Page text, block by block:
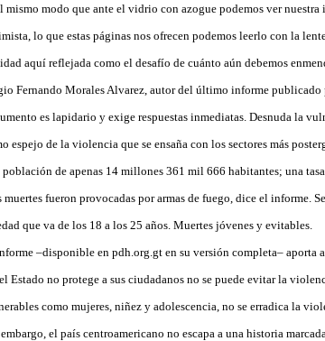
mismo modo que ante el vidrio con azogue podemos ver
lo que estas páginas nos ofrecen podemos leerlo con la
aquí reflejada como el desafío de cuánto aún debemos
Fernando Morales Alvarez, autor del último informe publicado
es lapidario y exige respuestas inmediatas. Desnuda la
espejo de la violencia que se ensaña con los sectores más
población de apenas 14 millones 361 mil 666 habitantes; una
muertes fueron provocadas por armas de fuego, dice el informe.
que va de los 18 a los 25 años. Muertes jóvenes y evitables.
–disponible en pdh.org.gt en su versión completa– aporta
Estado no protege a sus ciudadanos no se puede evitar la
como mujeres, niñez y adolescencia, no se erradica la
el país centroamericano no escapa a una historia